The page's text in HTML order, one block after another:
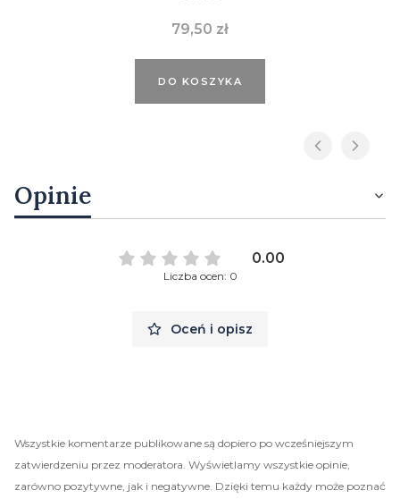
Cena
79,50 zł
DO KOSZYKA
Opinie
0.00
Liczba ocen: 0
Oceń i opisz
Wszystkie komentarze publikowane są dopiero po wcześniejszym
zatwierdzeniu przez moderatora. Wyświetlamy wszystkie opinie,
zarówno pozytywne, jak i negatywne. Dzięki temu każdy może poznać